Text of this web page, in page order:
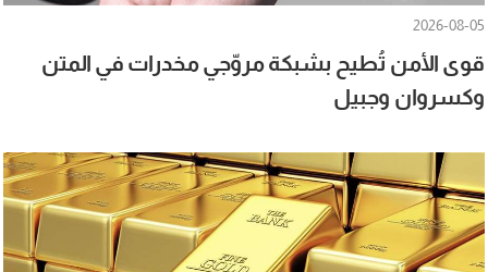
2026-08-05
قوى الأمن تُطيح بشبكة مروّجي مخدرات في المتن
وكسروان وجبيل